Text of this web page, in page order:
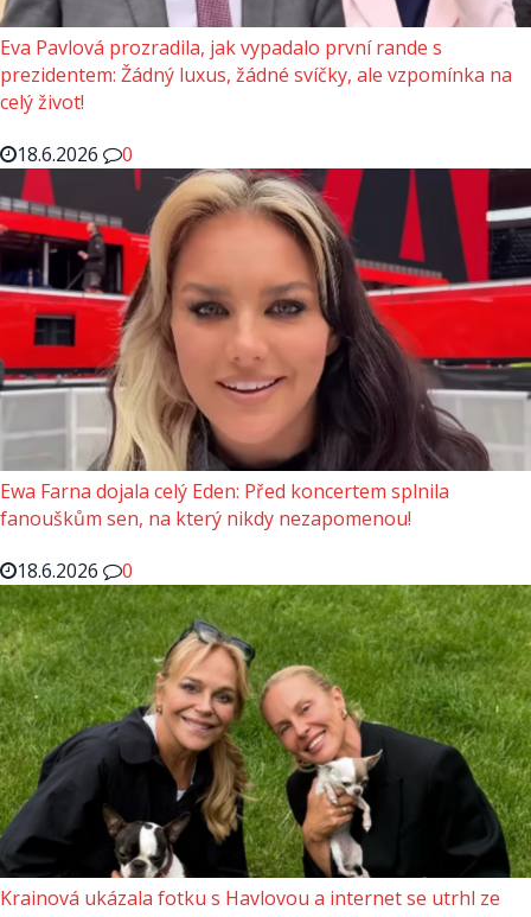
Eva Pavlová prozradila, jak vypadalo první rande s
prezidentem: Žádný luxus, žádné svíčky, ale vzpomínka na
celý život!
18.6.2026
0
Ewa Farna dojala celý Eden: Před koncertem splnila
fanouškům sen, na který nikdy nezapomenou!
18.6.2026
0
Krainová ukázala fotku s Havlovou a internet se utrhl ze